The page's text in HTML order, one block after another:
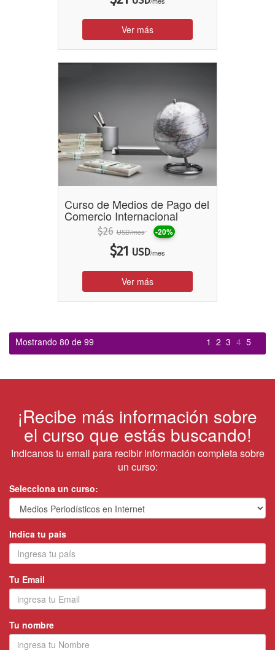
Ver más
Curso de Medios de Pago del
Comercio Internacional
$26 USD/mes -20%
$21 USD/mes
Ver más
Mostrando 80 de 99 1 2 3 4 5
¡Recibe más información sobre
el curso que estás buscando!
Indicanos tu email para recibir información completa sobre
un curso:
Selecciona un curso:
Indica tu país
Tu Email
Tu nombre